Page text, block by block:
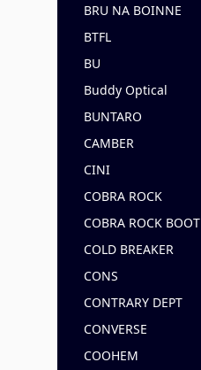
BRU NA BOINNE
BTFL
BU
Buddy Optical
BUNTARO
CAMBER
CINI
COBRA ROCK
COBRA ROCK BOOT
COLD BREAKER
CONS
CONTRARY DEPT
CONVERSE
COOHEM